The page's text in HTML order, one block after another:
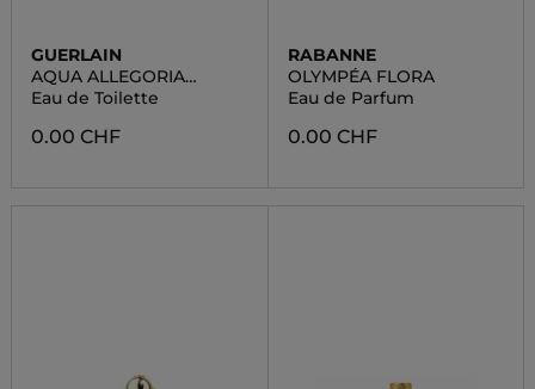
GUERLAIN
AQUA ALLEGORIA
FLORA CHERRYSIA
Eau de Toilette
0.00 CHF
RABANNE
OLYMPÉA FLORA
Eau de Parfum
0.00 CHF